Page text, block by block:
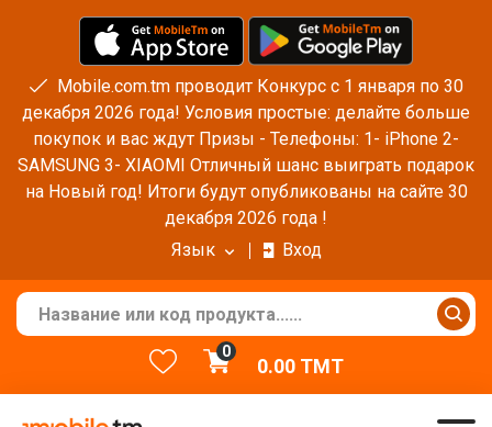
Mobile.com.tm проводит Конкурс с 1 января по 30
декабря 2026 года! Условия простые: делайте больше
покупок и вас ждут Призы - Телефоны: 1- iPhone 2-
SAMSUNG 3- XIAOMI Отличный шанс выиграть подарок
на Новый год! Итоги будут опубликованы на сайте 30
декабря 2026 года !
Язык
Вход
0
0.00TMT